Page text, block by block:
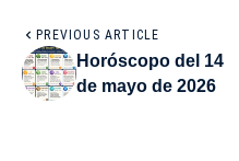
PREVIOUS ARTICLE
Horóscopo del 14
de mayo de 2026